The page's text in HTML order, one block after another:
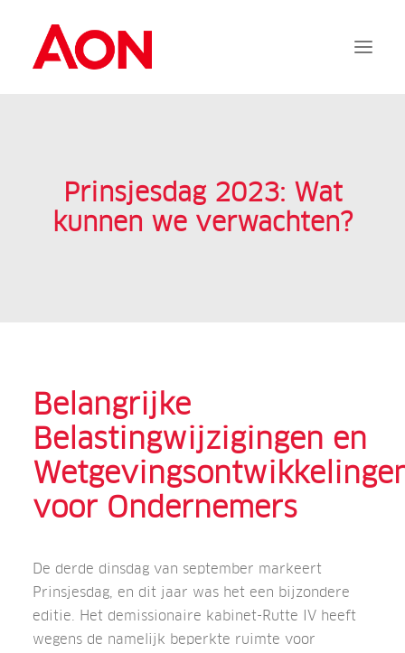
ServicesPrinsjesdag 2023: Wat
kunnen we verwachten?
Belangrijke
Belastingwijzigingen en
voor Ondernemers
De derde dinsdag van september markeert
Prinsjesdag, en dit jaar was het een bijzondere
editie. Het demissionaire kabinet-Rutte IV heeft
wegens de namelijk beperkte ruimte voor